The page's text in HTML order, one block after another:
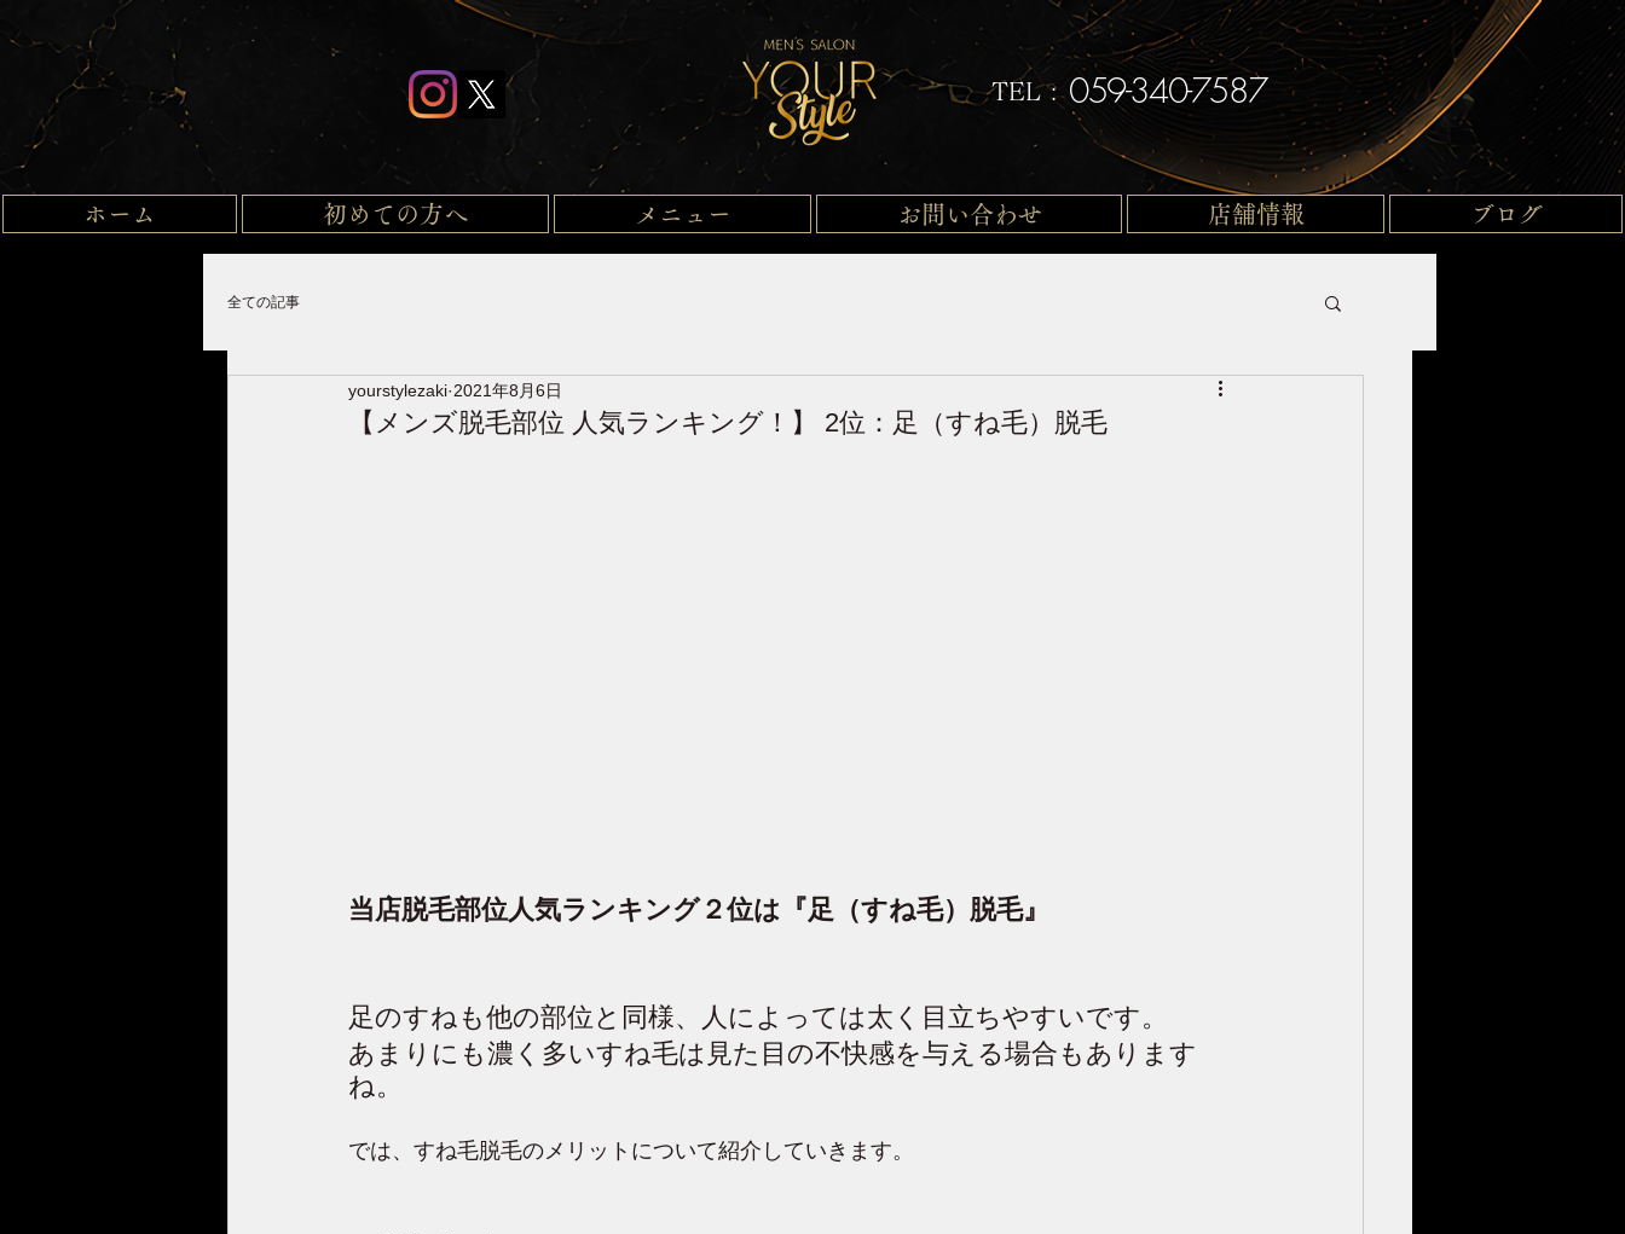
TEL : 059-340-7587
ホーム 初めての方へ メニュー お問い合わせ 店舗情報 ブログ
全ての記事
【メンズ脱毛部位 人気ランキング！】 2位：足（すね毛）脱毛
yourstylezaki 2021年8月6日
当店脱毛部位人気ランキング２位は『足（すね毛）脱毛』
足のすねも他の部位と同様、人によっては太く目立ちやすいです。
あまりにも濃く多いすね毛は見た目の不快感を与える場合もあります
ね。
では、すね毛脱毛のメリットについて紹介していきます。